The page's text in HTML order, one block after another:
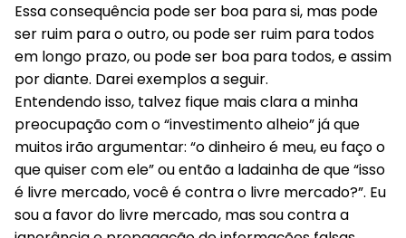
Essa consequência pode ser boa para si, mas pode
ser ruim para o outro, ou pode ser ruim para todos
em longo prazo, ou pode ser boa para todos, e assim
por diante. Darei exemplos a seguir.
Entendendo isso, talvez fique mais clara a minha
preocupação com o “investimento alheio” já que
muitos irão argumentar: “o dinheiro é meu, eu faço o
que quiser com ele” ou então a ladainha de que “isso
é livre mercado, você é contra o livre mercado?”. Eu
sou a favor do livre mercado, mas sou contra a